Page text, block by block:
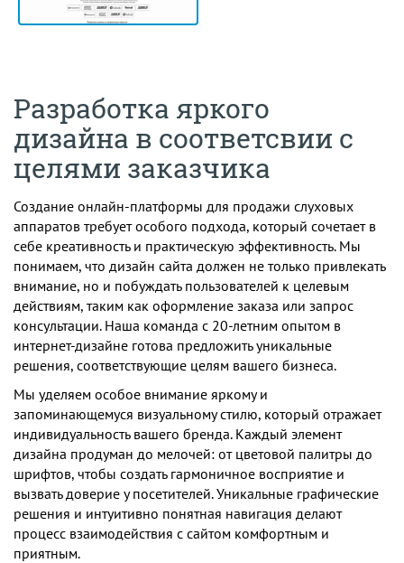
Разработка яркого
дизайна в соответсвии с
целями заказчика
Создание онлайн-платформы для продажи слуховых
аппаратов требует особого подхода, который сочетает в
себе креативность и практическую эффективность. Мы
понимаем, что дизайн сайта должен не только привлекать
внимание, но и побуждать пользователей к целевым
действиям, таким как оформление заказа или запрос
консультации. Наша команда с 20-летним опытом в
интернет-дизайне готова предложить уникальные
решения, соответствующие целям вашего бизнеса.
Мы уделяем особое внимание яркому и
запоминающемуся визуальному стилю, который отражает
индивидуальность вашего бренда. Каждый элемент
дизайна продуман до мелочей: от цветовой палитры до
шрифтов, чтобы создать гармоничное восприятие и
вызвать доверие у посетителей. Уникальные графические
решения и интуитивно понятная навигация делают
процесс взаимодействия с сайтом комфортным и
приятным.